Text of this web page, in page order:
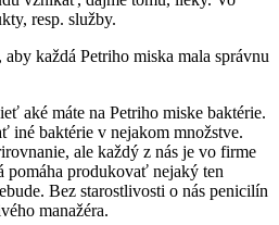
resp. služby.
aby každá Petriho miska mala správnu
aké máte na Petriho miske baktérie.
iné baktérie v nejakom množstve.
ale každý z nás je vo firme
pomáha produkovať nejaký ten
Bez starostlivosti o nás penicilín
manažéra.